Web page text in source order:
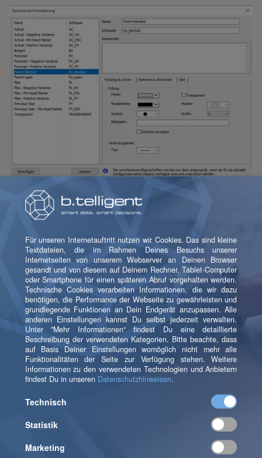
Als letzten Schritt verbinden wir unsere Tabelle mit
den dynamischen Formatierungen der Datentabelle.